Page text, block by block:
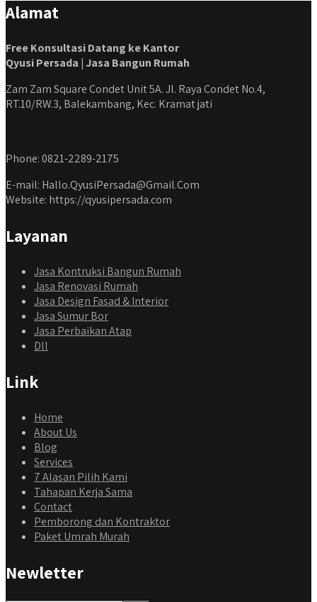
Alamat
Free Konsultasi Datang ke Kantor
Qyusi Persada | Jasa Bangun Rumah
Zam Zam Square Condet Unit 5A. Jl. Raya Condet No.4,
RT.10/RW.3, Balekambang, Kec. Kramat jati
Phone: 0821-2289-2175
E-mail: Hallo.QyusiPersada@Gmail.Com
Website: https://qyusipersada.com
Layanan
Jasa Kontruksi Bangun Rumah
Jasa Renovasi Rumah
Jasa Design Fasad & Interior
Jasa Sumur Bor
Jasa Perbaikan Atap
Dll
Link
Home
About Us
Blog
Services
7 Alasan Pilih Kami
Tahapan Kerja Sama
Contact
Pemborong dan Kontraktor
Paket Umrah Murah
Newletter